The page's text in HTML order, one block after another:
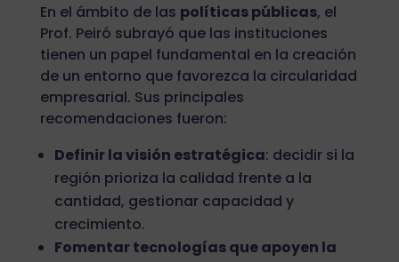
En el ámbito de las políticas públicas, el
Prof. Peiró subrayó que las instituciones
tienen un papel fundamental en la creación
de un entorno que favorezca la circularidad
empresarial. Sus principales
recomendaciones fueron:
Definir la visión estratégica: decidir si la
región prioriza la calidad frente a la
cantidad, gestionar capacidad y
crecimiento.
Fomentar tecnologías que apoyen la